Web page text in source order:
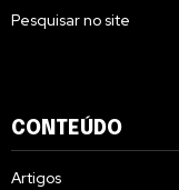
Pesquisar no site
CONTEÚDO
Artigos